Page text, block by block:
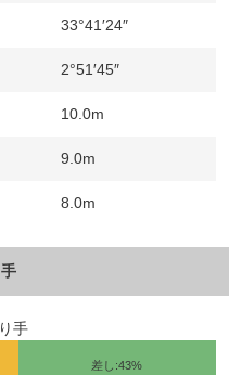
33°41′24″
2°51′45″
10.0m
9.0m
8.0m
手
差し:43%